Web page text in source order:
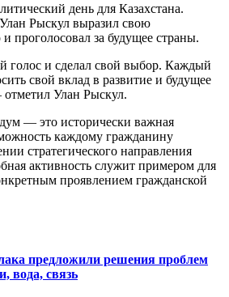
день для Казахстана.
Рыскул выразил свою
проголосовал за будущее страны.
голос и сделал свой выбор. Каждый
свой вклад в развитие и будущее
Улан Рыскул.
— это исторически важная
каждому гражданину
стратегического направления
активность служит примером для
проявлением гражданской
предложили решения проблем
вода, связь